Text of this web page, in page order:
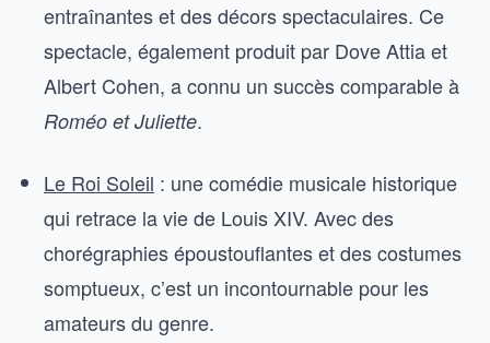
entraînantes et des décors spectaculaires. Ce
spectacle, également produit par Dove Attia et
Albert Cohen, a connu un succès comparable à
Roméo et Juliette.
Le Roi Soleil : une comédie musicale historique
qui retrace la vie de Louis XIV. Avec des
chorégraphies époustouflantes et des costumes
somptueux, c’est un incontournable pour les
amateurs du genre.